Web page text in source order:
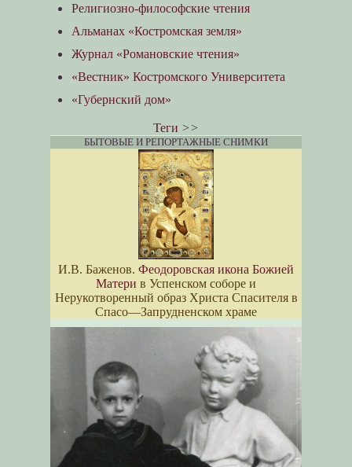
Религиозно-философские чтения
Альманах «Костромская земля»
Журнал «Романовские чтения»
«Вестник» Костромского Университета
«Губернский дом»
Теги >>
БЫТОВЫЕ И РЕПОРТАЖНЫЕ СНИМКИ
И.В. Баженов. Феодоровская икона Божией
Матери в Успенском соборе и
Нерукотворенный образ Христа Спасителя в
Спасо—Запрудненском храме